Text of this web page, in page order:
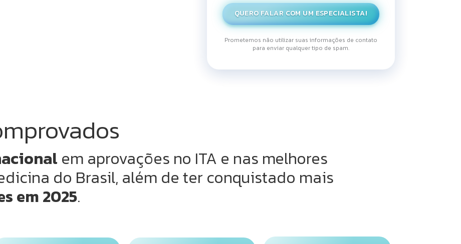
QUERO FALAR COM UM ESPECIALISTA!
Prometemos não utilizar suas informações de contato
para enviar qualquer tipo de spam.
em aprovações no ITA e nas melhores
do Brasil, além de ter conquistado mais
em 2025.